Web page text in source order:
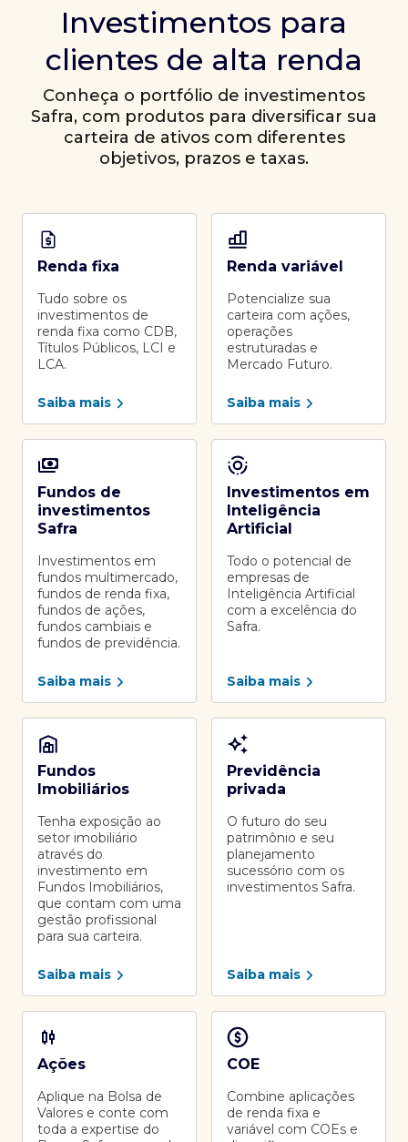
Investimentos para
clientes de alta renda
Conheça o portfólio de investimentos
Safra, com produtos para diversificar sua
carteira de ativos com diferentes
objetivos, prazos e taxas.
Renda fixa
Tudo sobre os
investimentos de
renda fixa como CDB,
Títulos Públicos, LCI e
LCA.
Saiba mais
Renda variável
Potencialize sua
carteira com ações,
operações
estruturadas e
Mercado Futuro.
Saiba mais
Fundos de
investimentos
Safra
Investimentos em
fundos multimercado,
fundos de renda fixa,
fundos de ações,
fundos cambiais e
fundos de previdência.
Saiba mais
Investimentos em
Inteligência
Artificial
Todo o potencial de
empresas de
Inteligência Artificial
com a excelência do
Safra.
Saiba mais
Fundos
Imobiliários
Tenha exposição ao
setor imobiliário
através do
investimento em
Fundos Imobiliários,
que contam com uma
gestão profissional
para sua carteira.
Saiba mais
Previdência
privada
O futuro do seu
patrimônio e seu
planejamento
sucessório com os
investimentos Safra.
Saiba mais
Ações
Aplique na Bolsa de
Valores e conte com
toda a expertise do
COE
Combine aplicações
de renda fixa e
variável com COEs e